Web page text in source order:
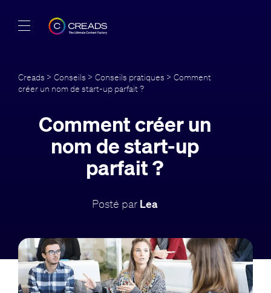
Offres
À propos
Creads > Conseils > Conseils pratiques > Comment
créer un nom de start-up parfait ?
Comment créer un
nom de start-up
parfait ?
Posté par Lea